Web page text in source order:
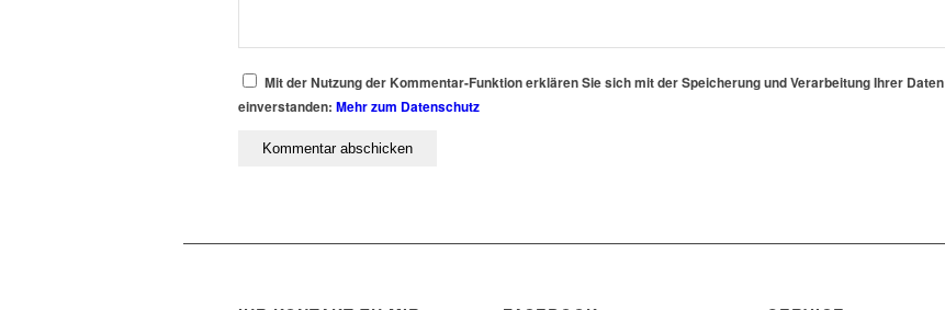
Mit der Nutzung der Kommentar-Funktion erklären Sie sich mit der Speicherung und Verarbeitung Ihrer Daten
einverstanden: Mehr zum Datenschutz